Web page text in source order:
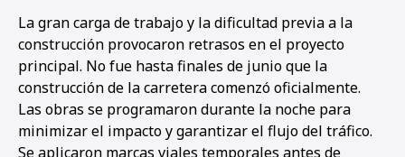
La gran carga de trabajo y la dificultad previa a la
construcción provocaron retrasos en el proyecto
principal. No fue hasta finales de junio que la
construcción de la carretera comenzó oficialmente.
Las obras se programaron durante la noche para
minimizar el impacto y garantizar el flujo del tráfico.
Se aplicaron marcas viales temporales antes de